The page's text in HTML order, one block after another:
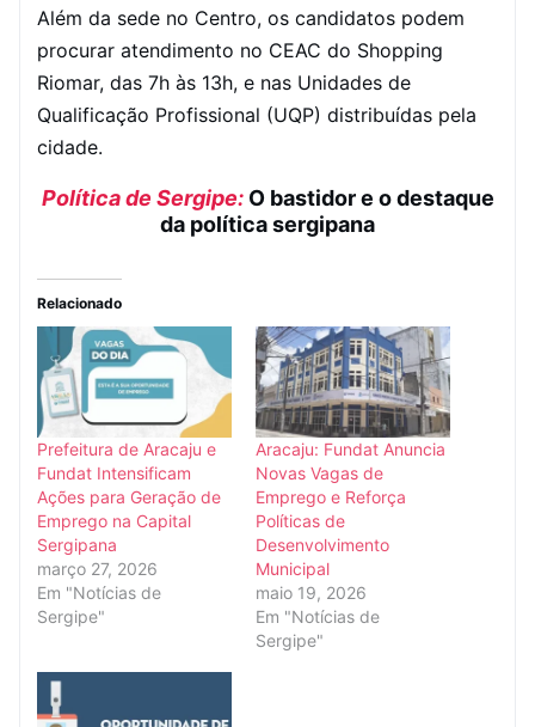
Além da sede no Centro, os candidatos podem
procurar atendimento no CEAC do Shopping
Riomar, das 7h às 13h, e nas Unidades de
Qualificação Profissional (UQP) distribuídas pela
cidade.
Política de Sergipe: O bastidor e o destaque
da política sergipana
Relacionado
Prefeitura de Aracaju e
Fundat Intensificam
Ações para Geração de
Emprego na Capital
Sergipana
março 27, 2026
Em "Notícias de
Sergipe"
Aracaju: Fundat Anuncia
Novas Vagas de
Emprego e Reforça
Políticas de
Desenvolvimento
Municipal
maio 19, 2026
Em "Notícias de
Sergipe"